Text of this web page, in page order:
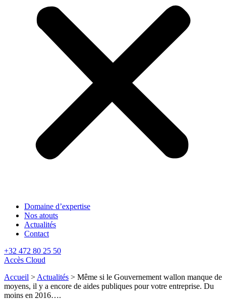
Domaine d’expertise
Nos atouts
Actualités
Contact
+32 472 80 25 50
Accès Cloud
Accueil > Actualités > Même si le Gouvernement wallon manque de
moyens, il y a encore de aides publiques pour votre entreprise. Du
moins en 2016….